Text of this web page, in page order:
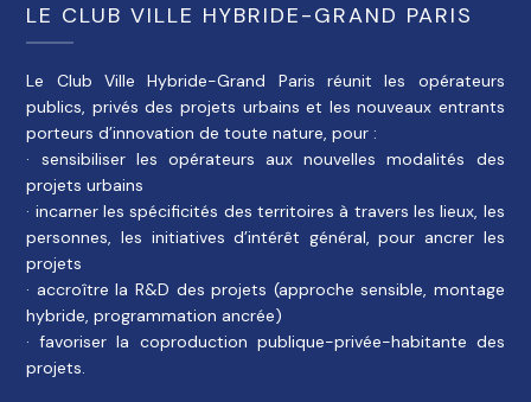
LE CLUB VILLE HYBRIDE-GRAND PARIS
Le Club Ville Hybride-Grand Paris réunit les opérateurs
publics, privés des projets urbains et les nouveaux entrants
porteurs d’innovation de toute nature, pour :
· sensibiliser les opérateurs aux nouvelles modalités des
projets urbains
· incarner les spécificités des territoires à travers les lieux, les
personnes, les initiatives d’intérêt général, pour ancrer les
projets
· accroître la R&D des projets (approche sensible, montage
hybride, programmation ancrée)
· favoriser la coproduction publique-privée-habitante des
projets.